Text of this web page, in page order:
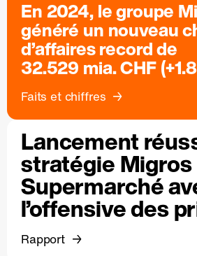
En 2024, le groupe
généré un nouveau
d’affaires record de
32.529 mia. CHF
Faits et chiffres
Lancement
stratégie Migros
Supermarché
l’offensive des
Rapport